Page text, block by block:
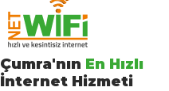
Çumra'nın En Hızlı
İnternet Hizmeti